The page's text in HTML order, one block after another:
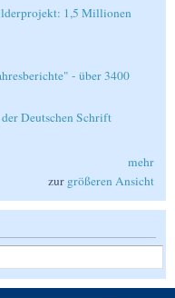
1,5 Millionen
- über 3400
Deutschen Schrift
mehr
zur größeren Ansicht